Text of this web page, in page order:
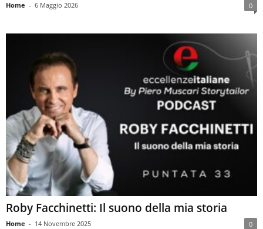
Home - 6 Maggio 2026 0
Roby Facchinetti: Il suono della mia storia
Home - 14 Novembre 2025 0